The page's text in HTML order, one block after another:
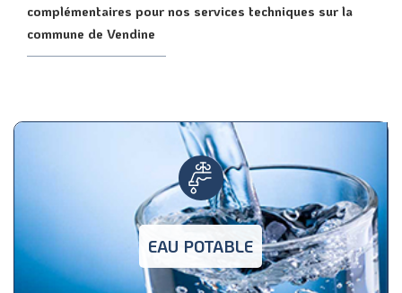
complémentaires pour nos services techniques sur la
commune de Vendine
EAU POTABLE